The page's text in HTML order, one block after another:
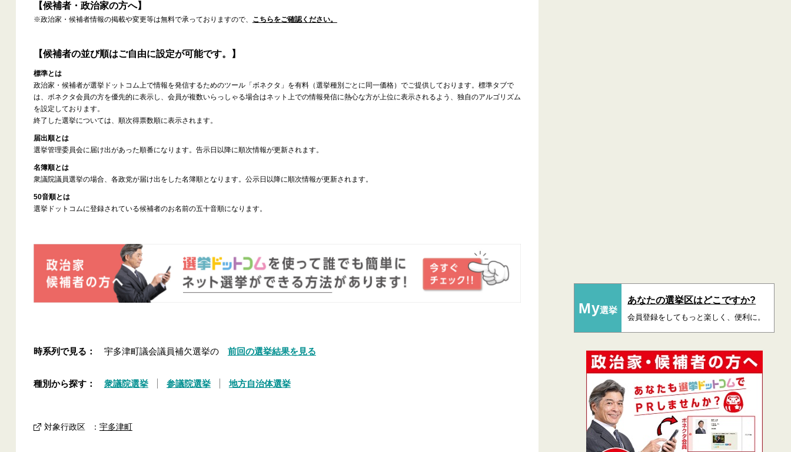
【候補者・政治家の方へ】
※政治家・候補者情報の掲載や変更等は無料で承っておりますので、 こちらをご確認ください。
【候補者の並び順はご自由に設定が可能です。】
標準とは
政治家・候補者が選挙ドットコム上で情報を発信するためのツール「ボネクタ」を有料（選挙種別ごとに同一価格）でご提供しております。標準タブで
は、ボネクタ会員の方を優先的に表示し、会員が複数いらっしゃる場合はネット上での情報発信に熱心な方が上位に表示されるよう、独自のアルゴリズム
を設定しております。
終了した選挙については、順次得票数順に表示されます。
届出順とは
選挙管理委員会に届け出があった順番になります。告示日以降に順次情報が更新されます。
名簿順とは
衆議院議員選挙の場合、各政党が届け出をした名簿順となります。公示日以降に順次情報が更新されます。
50音順とは
選挙ドットコムに登録されている候補者のお名前の五十音順になります。
時系列で見る： 宇多津町議会議員補欠選挙の 前回の選挙結果を見る
種別から探す： 衆議院選挙 参議院選挙 地方自治体選挙
対象行政区 ： 宇多津町
My選挙
あなたの選挙区はどこですか?
会員登録をしてもっと楽しく、便利に。